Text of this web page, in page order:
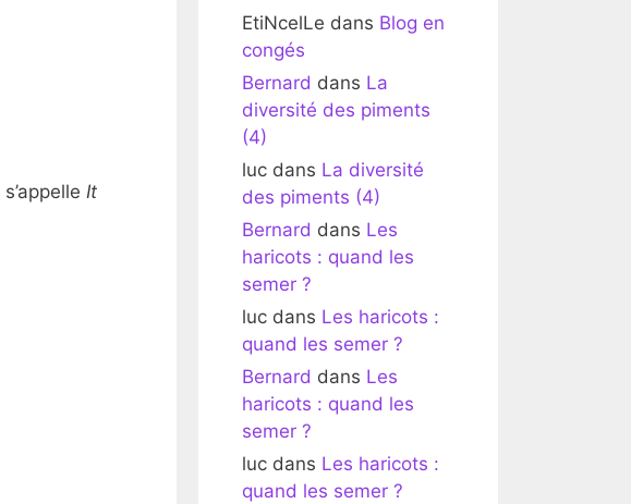
s’appelle It
EtiNcelLe dans Blog en
congés
Bernard dans La
diversité des piments
(4)
luc dans La diversité
des piments (4)
Bernard dans Les
haricots : quand les
semer ?
luc dans Les haricots :
quand les semer ?
Bernard dans Les
haricots : quand les
semer ?
luc dans Les haricots :
quand les semer ?